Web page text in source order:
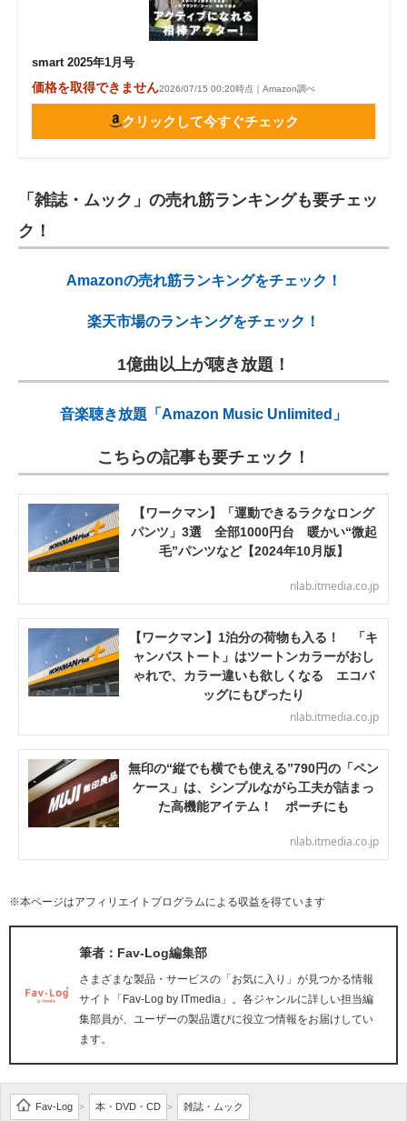
smart 2025年1月号
価格を取得できません2026/07/15 00:20時点｜Amazon調べ
クリックして今すぐチェック
「雑誌・ムック」の売れ筋ランキングも要チェッ
ク！
Amazonの売れ筋ランキングをチェック！
楽天市場のランキングをチェック！
1億曲以上が聴き放題！
音楽聴き放題「Amazon Music Unlimited」
こちらの記事も要チェック！
【ワークマン】「運動できるラクなロング
パンツ」3選 全部1000円台 暖かい“微起
毛”パンツなど【2024年10月版】
nlab.itmedia.co.jp
【ワークマン】1泊分の荷物も入る！ 「キ
ャンバストート」はツートンカラーがおし
ゃれで、カラー違いも欲しくなる エコバ
ッグにもぴったり
nlab.itmedia.co.jp
無印の“縦でも横でも使える”790円の「ペン
ケース」は、シンプルながら工夫が詰まっ
た高機能アイテム！ ポーチにも
nlab.itmedia.co.jp
※本ページはアフィリエイトプログラムによる収益を得ています
筆者：Fav-Log編集部
さまざまな製品・サービスの「お気に入り」が見つかる情報
サイト「Fav-Log by ITmedia」。各ジャンルに詳しい担当編
集部員が、ユーザーの製品選びに役立つ情報をお届けしてい
ます。
Fav-Log > 本・DVD・CD > 雑誌・ムック